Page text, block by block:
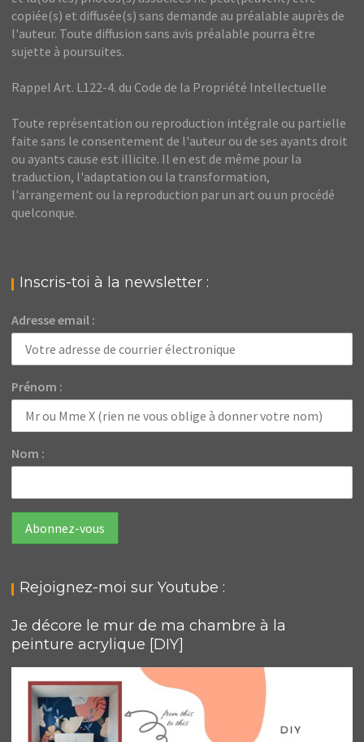
copiée(s) et diffusée(s) sans demande au préalable auprès de
l'auteur. Toute diffusion sans avis préalable pourra être
sujette à poursuites.
Rappel Art. L122-4. du Code de la Propriété Intellectuelle
Toute représentation ou reproduction intégrale ou partielle
faite sans le consentement de l'auteur ou de ses ayants droit
ou ayants cause est illicite. Il en est de même pour la
traduction, l'adaptation ou la transformation,
l'arrangement ou la reproduction par un art ou un procédé
quelconque.
Inscris-toi à la newsletter :
Adresse email :
Prénom :
Nom :
Rejoignez-moi sur Youtube :
Je décore le mur de ma chambre à la
peinture acrylique [DIY]